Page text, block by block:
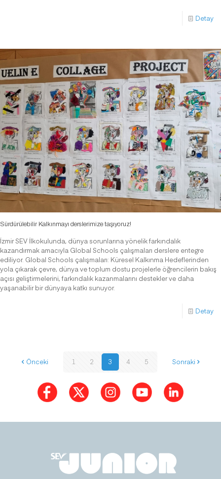
Detay
Sürdürülebilir Kalkınmayı derslerimize taşıyoruz!
İzmir SEV İlkokulunda, dünya sorunlarına yönelik farkındalık
kazandırmak amacıyla Global Schools çalışmaları derslere entegre
ediliyor. Global Schools çalışmaları: Küresel Kalkınma Hedeflerinden
yola çıkarak çevre, dünya ve toplum dostu projelerle öğrencilerin bakış
açısı geliştirmelerini, farkındalık kazanmalarını destekler ve daha
yaşanabilir bir dünyaya katkı sunuyor.
Detay
Önceki 1 2 3 4 5 Sonraki